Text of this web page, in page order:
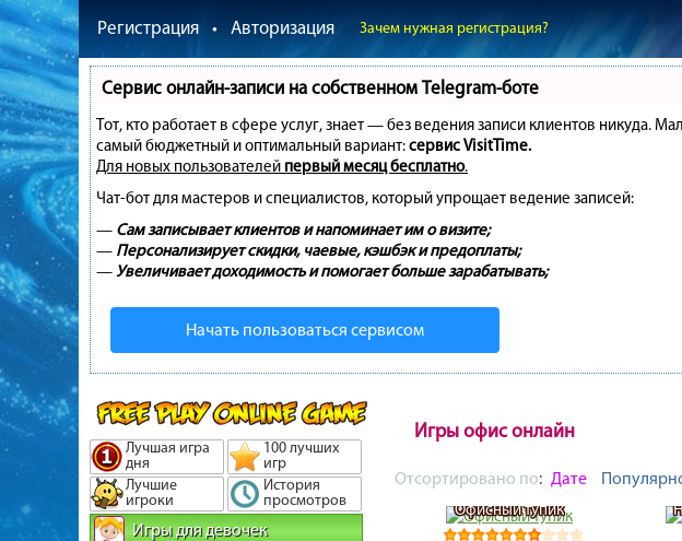
Регистрация • Авторизация Зачем нужная регистрация?
Сервис онлайн-записи на собственном Telegram-боте
Тот, кто работает в сфере услуг, знает — без ведения записи клиентов никуда.
самый бюджетный и оптимальный вариант:сервис VisitTime.
Для новых пользователей первый месяц бесплатно.
Чат-бот для мастеров и специалистов, который упрощает ведение записей:
— Сам записывает клиентов и напоминает им о визите;
— Персонализирует скидки, чаевые, кэшбэк и предоплаты;
—Увеличивает доходимость и помогает больше зарабатывать;
Начать пользоваться сервисом
Лучшая игра
дня
100 лучших
игр
Лучшие
игроки
История
просмотров
Игры для девочек
Игры офис онлайн
Отсортировано по: Дате
Офисный тупик